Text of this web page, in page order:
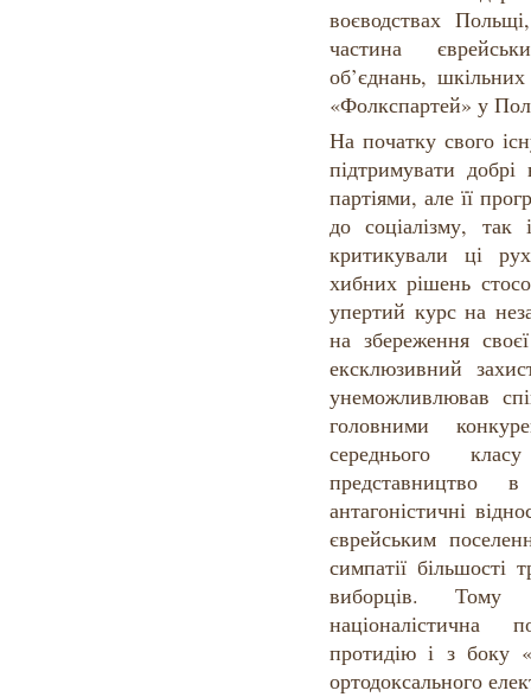
воєводствах
частина
об’єднань,
«Фолкспартей» у
На початку свого
підтримувати
партіями, але її
до соціалізму, так
критикували ці
хибних рішень
упертий курс на
на збереження
ексклюзивний
унеможливлював
головними
середнього
антагоністичні
єврейським
симпатії більшості
виборців.
націоналістична
протидію і з боку
ортодоксального